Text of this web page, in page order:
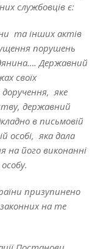
службовців є:
та інших актів
порушень
Державний
своїх
яке
державний
в письмовій
особі, яка дала
на його виконанні
призупинено
на те